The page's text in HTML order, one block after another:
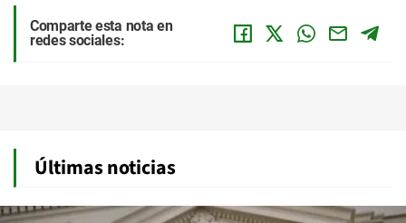
Comparte esta nota en
redes sociales:
Últimas noticias